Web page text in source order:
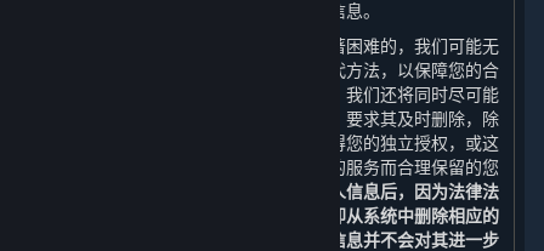
方式与我们联系，向我们申请删除个人信息。
如您的请求需要付出高额成本或存在显著困难的，我们可能无
法响应您的请求，但我们会向您提供替代方法，以保障您的合
法权益。若我们决定响应您的删除请求，我们还将同时尽可能
通知从我们获得您的个人信息的第三方，要求其及时删除，除
非法律法规另有规定，或这些第三方获得您的独立授权，或这
些第三方为保证您仍可正常使用其提供的服务而合理保留的您
当您或我们协助您删除个人信息后，因为法律法
规和安全技术的要求，我们可能不会立即从系统中删除相应的
备份信息，我们将安全地存储您的个人信息并不会对其进一步